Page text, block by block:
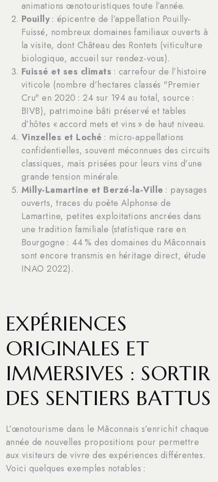
animations œnotouristiques toute l’année.
Pouilly: épicentre de l’appellation Pouilly-
Fuissé, nombreux domaines familiaux ouverts à
la visite, dont Château des Rontets (viticulture
biologique, accueil sur rendez-vous).
Fuissé et ses climats : carrefour de l’histoire
viticole (nombre d’hectares classés "Premier
Cru" en 2020 : 24 sur 194 au total, source :
BIVB), patrimoine bâti préservé et tables
d’hôtes « accord mets et vins » de haut niveau.
Vinzelles et Loché : micro-appellations
confidentielles, souvent méconnues des circuits
classiques, mais prisées pour leurs vins d’une
grande tension minérale.
Milly-Lamartine et Berzé-la-Ville : paysages
ouverts, traces du poète Alphonse de
Lamartine, petites exploitations ancrées dans
une tradition familiale (statistique rare en
Bourgogne : 44 % des domaines du Mâconnais
sont encore transmis en héritage direct, étude
INAO 2022).
EXPÉRIENCES
ORIGINALES ET
IMMERSIVES : SORTIR
DES SENTIERS BATTUS
L’œnotourisme dans le Mâconnais s’enrichit chaque
année de nouvelles propositions pour permettre
aux visiteurs de vivre des expériences différentes.
Voici quelques exemples notables :